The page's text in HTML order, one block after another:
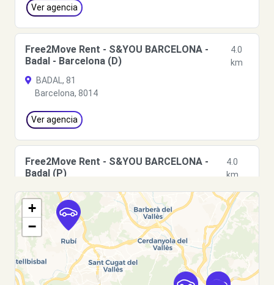
Ver agencia
Free2Move Rent - S&YOU BARCELONA -
Badal - Barcelona (D)
4.0
km
BADAL, 81
Barcelona, 8014
Ver agencia
Free2Move Rent - S&YOU BARCELONA -
Badal (P)
4.0
km
Rambla de Badal
Barcelona, 08014
Ver agencia
Free2Move Rent - S&YOU BARCELONA -
+
−